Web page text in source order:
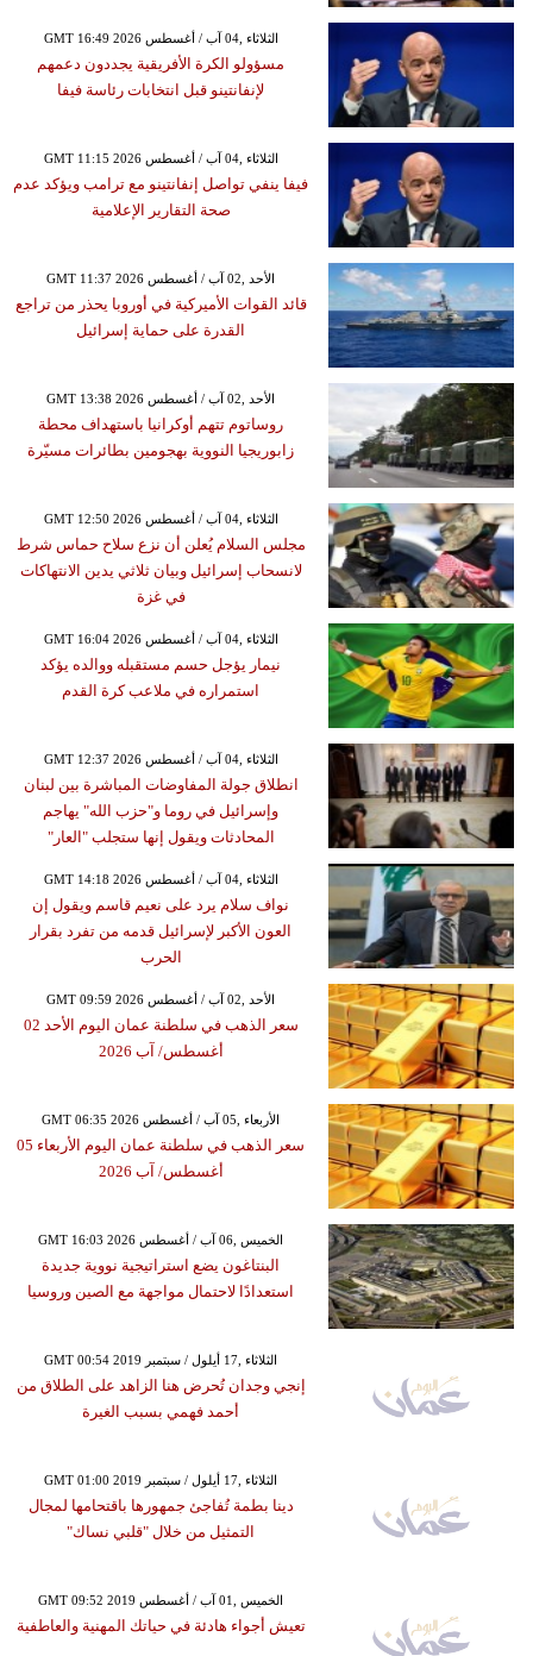
GMT 16:49 2026 الثلاثاء ,04 آب / أغسطس
مسؤولو الكرة الأفريقية يجددون دعمهم
لإنفانتينو قبل انتخابات رئاسة فيفا
GMT 11:15 2026 الثلاثاء ,04 آب / أغسطس
فيفا ينفي تواصل إنفانتينو مع ترامب ويؤكد عدم
صحة التقارير الإعلامية
GMT 11:37 2026 الأحد ,02 آب / أغسطس
قائد القوات الأميركية في أوروبا يحذر من تراجع
القدرة على حماية إسرائيل
GMT 13:38 2026 الأحد ,02 آب / أغسطس
روساتوم تتهم أوكرانيا باستهداف محطة
زابوريجيا النووية بهجومين بطائرات مسيّرة
GMT 12:50 2026 الثلاثاء ,04 آب / أغسطس
مجلس السلام يُعلن أن نزع سلاح حماس شرط
لانسحاب إسرائيل وبيان ثلاثي يدين الانتهاكات
في غزة
GMT 16:04 2026 الثلاثاء ,04 آب / أغسطس
نيمار يؤجل حسم مستقبله ووالده يؤكد
استمراره في ملاعب كرة القدم
GMT 12:37 2026 الثلاثاء ,04 آب / أغسطس
انطلاق جولة المفاوضات المباشرة بين لبنان
وإسرائيل في روما و"حزب الله" يهاجم
المحادثات ويقول إنها ستجلب "العار"
GMT 14:18 2026 الثلاثاء ,04 آب / أغسطس
نواف سلام يرد على نعيم قاسم ويقول إن
العون الأكبر لإسرائيل قدمه من تفرد بقرار
الحرب
GMT 09:59 2026 الأحد ,02 آب / أغسطس
سعر الذهب في سلطنة عمان اليوم الأحد 02
أغسطس/ آب 2026
GMT 06:35 2026 الأربعاء ,05 آب / أغسطس
سعر الذهب في سلطنة عمان اليوم الأربعاء 05
أغسطس/ آب 2026
GMT 16:03 2026 الخميس ,06 آب / أغسطس
البنتاغون يضع استراتيجية نووية جديدة
استعدادًا لاحتمال مواجهة مع الصين وروسيا
GMT 00:54 2019 الثلاثاء ,17 أيلول / سبتمبر
إنجي وجدان تُحرض هنا الزاهد على الطلاق من
أحمد فهمي بسبب الغيرة
GMT 01:00 2019 الثلاثاء ,17 أيلول / سبتمبر
دينا بطمة تُفاجئ جمهورها باقتحامها لمجال
التمثيل من خلال "قلبي نساك"
GMT 09:52 2019 الخميس ,01 آب / أغسطس
تعيش أجواء هادئة في حياتك المهنية والعاطفية